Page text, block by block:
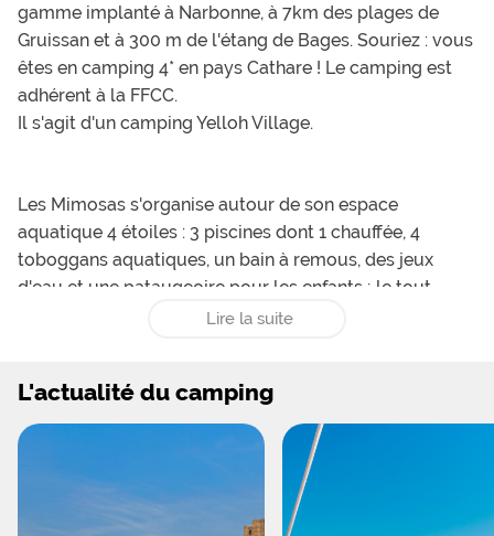
gamme implanté à Narbonne, à 7km des plages de
Gruissan et à 300 m de l'étang de Bages. Souriez : vous
êtes en camping 4* en pays Cathare ! Le camping est
adhérent à la FFCC.
Il s'agit d'un camping Yelloh Village.
Les Mimosas s'organise autour de son espace
aquatique 4 étoiles : 3 piscines dont 1 chauffée, 4
toboggans aquatiques, un bain à remous, des jeux
d'eau et une pataugeoire pour les enfants ; le tout
agréablement aménagé de terrasse avec transats pour
Les offres locatives du camping sont toutes de très
grande qualité, de 2 ou 3 chambres pour 4 à 6
personnes ; voyez notamment : les studios 2 / 4 ou 5
places avec climatisation, les chalets de 4 à 6 places
avec 2 chambres et terrasse intégrée, les cottages 4
Lire la suite
L'actualité du camping